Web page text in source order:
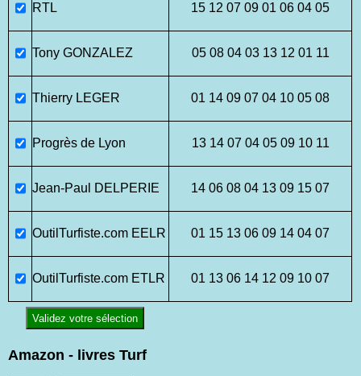
RTL 15 12 07 09 01 06 04 05
Tony GONZALEZ 05 08 04 03 13 12 01 11
Thierry LEGER 01 14 09 07 04 10 05 08
Progrès de Lyon 13 14 07 04 05 09 10 11
Jean-Paul DELPERIE 14 06 08 04 13 09 15 07
OutilTurfiste.com EELR 01 15 13 06 09 14 04 07
OutilTurfiste.com ETLR 01 13 06 14 12 09 10 07
Validez votre sélection
Amazon - livres Turf